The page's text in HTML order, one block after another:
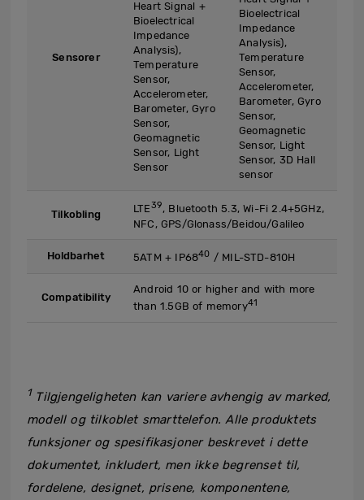
Sensorer
Heart Signal +
Bioelectrical
Impedance
Analysis),
Temperature
Sensor,
Accelerometer,
Barometer, Gyro
Sensor,
Geomagnetic
Sensor, Light
Sensor
Bioelectrical
Impedance
Analysis),
Temperature
Sensor,
Accelerometer,
Barometer, Gyro
Sensor,
Geomagnetic
Sensor, Light
Sensor, 3D Hall
sensor
Tilkobling LTE39, Bluetooth 5.3, Wi-Fi 2.4+5GHz,
NFC, GPS/Glonass/Beidou/Galileo
Holdbarhet 5ATM + IP6840 / MIL-STD-810H
Compatibility
Android 10 or higher and with more
than 1.5GB of memory41
1Tilgjengeligheten kan variere avhengig av marked,
modell og tilkoblet smarttelefon. Alle produktets
funksjoner og spesifikasjoner beskrevet i dette
dokumentet, inkludert, men ikke begrenset til,
fordelene, designet, prisene, komponentene,